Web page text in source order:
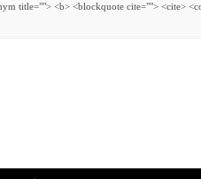
title=""> <b> <blockquote cite=""> <cite>